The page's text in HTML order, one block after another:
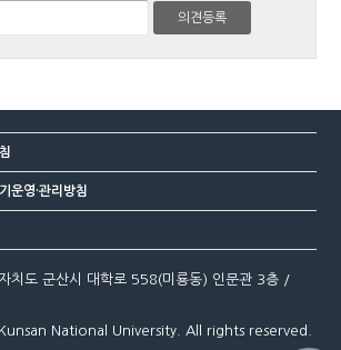
운영·관리방침
치도 군산시 대학로 558(미룡동) 인문관 3층 /
National University. All rights reserved.